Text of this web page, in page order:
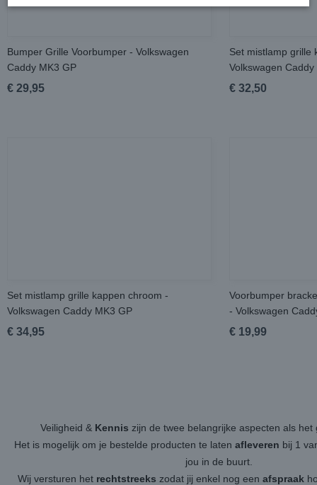
Bumper Grille Voorbumper - Volkswagen
Caddy MK3 GP
€ 29,95
Set mistlamp grille
Volkswagen Caddy
€ 32,50
Set mistlamp grille kappen chroom -
Volkswagen Caddy MK3 GP
€ 34,95
Voorbumper
- Volkswagen
€ 19,99
Veiligheid & Kennis zijn de twee belangrijke aspecten als
Het is mogelijk om je bestelde producten te laten afleveren bij 1
jou in de buurt.
Wij versturen het rechtstreeks zodat jij enkel nog een afspraak